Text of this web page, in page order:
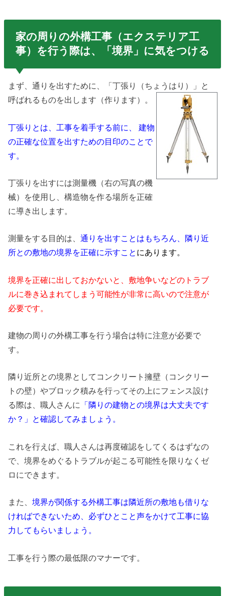
家の周りの外構工事（エクステリア工
事）を行う際は、「境界」に気をつける
まず、通りを出すために、「丁張り（ちょうはり）」と
呼ばれるものを出します（作ります）。
丁張りとは、工事を着手する前に、 建物
の正確な位置を出すための目印のことで
す。
丁張りを出すには測量機（右の写真の機
械）を使用し、構造物を作る場所を正確
に導き出します。
測量をする目的は、通りを出すことはもちろん、隣り近
所との敷地の境界を正確に示すこと にあります。
境界を正確に出しておかないと、敷地争いなどのトラブ
ルに巻き込まれてしまう可能性が非常に高いので注意が
必要です。
建物の周りの外構工事を行う場合は特に注意が必要で
す。
隣り近所との境界としてコンクリート擁壁（コンクリー
トの壁）やブロック積みを行ってその上にフェンス設け
る際は、職人さんに
「隣りの建物との境界は大丈夫です
か？」と確認してみましょう。
これを行えば、職人さんは再度確認をしてくるはずなの
で、境界をめぐるトラブルが起こる可能性を限りなくゼ
ロにできます。
また、境界が関係する外構工事は隣近所の敷地も借りな
ければできないため、必ずひとこと声をかけて工事に協
力してもらいましょう。
工事を行う際の最低限のマナーです。